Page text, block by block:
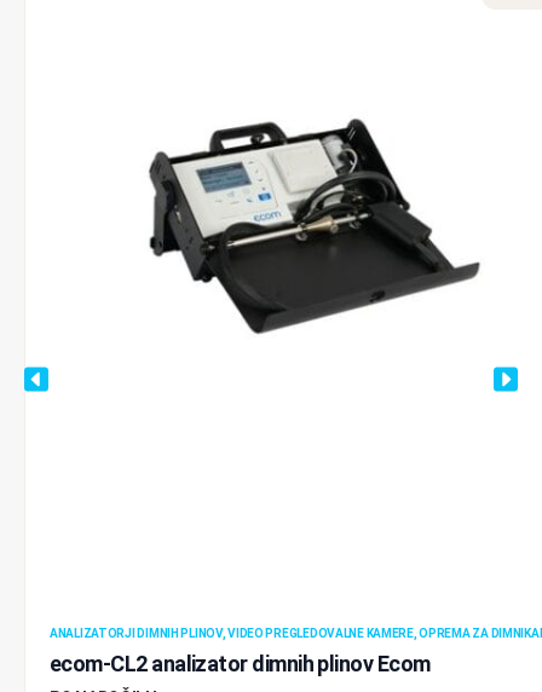
ANALIZATORJI DIMNIH PLINOV, VIDEO PREGLEDOVALNE KAMERE, OPREMA ZA
ecom-CL2 analizator dimnih plinov Ecom